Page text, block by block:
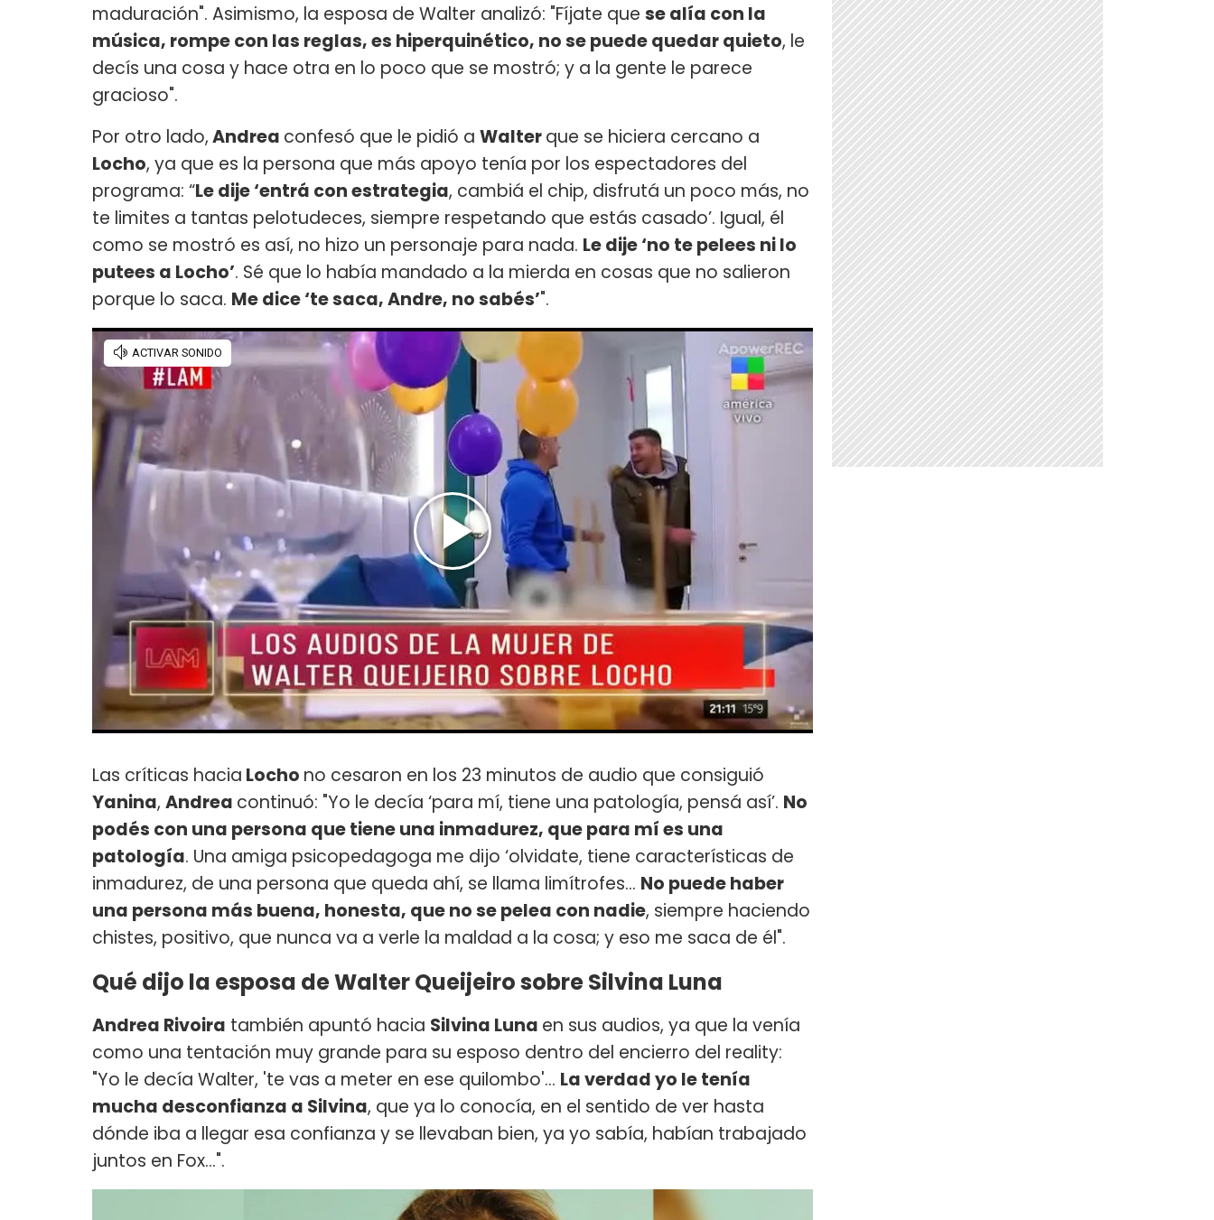
maduración". Asimismo, la esposa de Walter analizó: "Fíjate que se alía con la
música, rompe con las reglas, es hiperquinético, no se puede quedar quieto, le
decís una cosa y hace otra en lo poco que se mostró; y a la gente le parece
gracioso".
Por otro lado,Andrea confesó que le pidió a Walterque se hiciera cercano a
Locho, ya que es la persona que más apoyo tenía por los espectadores del
programa: “Le dije ‘entrá con estrategia, cambiá el chip, disfrutá un poco más, no
te limites a tantas pelotudeces, siempre respetando que estás casado’. Igual, él
como se mostró es así, no hizo un personaje para nada. Le dije ‘no te pelees ni lo
putees a Locho’. Sé que lo había mandado a la mierda en cosas que no salieron
porque lo saca. Me dice ‘te saca, Andre, no sabés’".
Las críticas hacia Locho no cesaron en los 23 minutos de audio que consiguió
Yanina, Andrea continuó: "Yo le decía ‘para mí, tiene una patología, pensá así’. No
podés con una persona que tiene una inmadurez, que para mí es una
patología. Una amiga psicopedagoga me dijo ‘olvidate, tiene características de
inmadurez, de una persona que queda ahí, se llama limítrofes... No puede haber
una persona más buena, honesta, que no se pelea con nadie, siempre haciendo
chistes, positivo, que nunca va a verle la maldad a la cosa; y eso me saca de él".
Qué dijo la esposa de Walter Queijeiro sobre Silvina Luna
Andrea Rivoira también apuntó hacia Silvina Luna en sus audios, ya que la venía
como una tentación muy grande para su esposo dentro del encierro del reality:
"Yo le decía Walter, 'te vas a meter en ese quilombo'... La verdad yo le tenía
mucha desconfianza a Silvina, que ya lo conocía, en el sentido de ver hasta
dónde iba a llegar esa confianza y se llevaban bien, ya yo sabía, habían trabajado
juntos en Fox...".